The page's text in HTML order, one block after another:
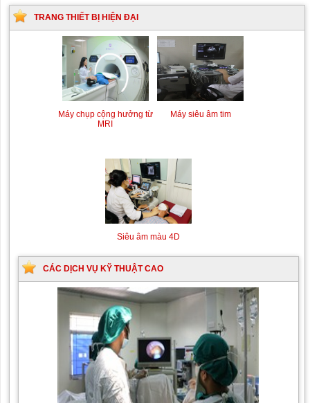
TRANG THIẾT BỊ HIỆN ĐẠI
Máy chụp cộng hưởng từ
MRI
Máy siêu âm tim
Siêu âm màu 4D
CÁC DỊCH VỤ KỸ THUẬT CAO